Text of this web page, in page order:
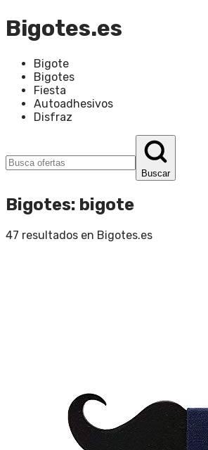
Bigotes.es
Bigote
Bigotes
Fiesta
Autoadhesivos
Disfraz
Buscar
Bigotes: bigote
47 resultados en Bigotes.es